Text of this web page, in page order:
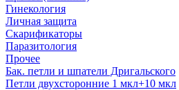
Гинекология
Личная защита
Скарификаторы
Паразитология
Прочее
Бак. петли и шпатели Дригальского
Петли двухсторонние 1 мкл+10 мкл